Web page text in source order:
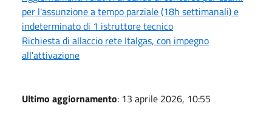
per l'assunzione a tempo parziale (18h settimanali) e
indeterminato di 1 istruttore tecnico
Richiesta di allaccio rete Italgas, con impegno
all'attivazione
Ultimo aggiornamento: 13 aprile 2026, 10:55